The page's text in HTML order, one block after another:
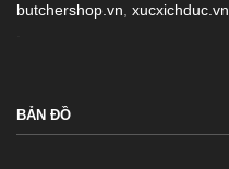
butchershop.vn xucxichduc.vn
BẢN ĐỒ